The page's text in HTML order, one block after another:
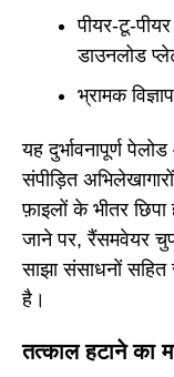
पीयर-टू-
डाउनलोड
भ्रामक
यह दुर्भावनापूर्ण
संपीड़ित
फ़ाइलों के भीतर छिपा
जाने पर, रैंसमवेयर
साझा संसाधनों
है।
तत्काल हटाने का